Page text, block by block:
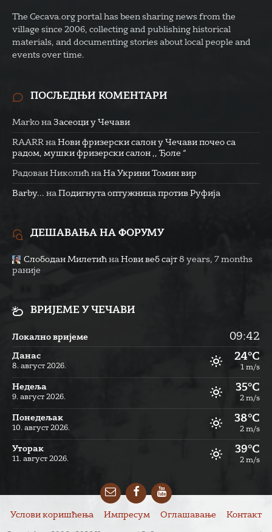
The Cecava.org portal has been sharing news from the
village since 2006, collecting and publishing historical
materials, and documenting stories about local people and
events over time.
ПОСЉЕДЊИ КОМЕНТАРИ
Marko на Засеоци у Чечави
RAARR на Нови фризерски салон у Чечави почео са
радом, мушки фризерски салон ,, Ђоле “
Радован Николић на На Укрини Томин вир
Barby... на Подигнута оптужница против Руфија
ДЕШАВАЊА НА ФОРУМУ
Слободан Милетић на Нови веб сајт 8 years, 7 months
раније
ВРИЈЕМЕ У ЧЕЧАВИ
Локално вријеме 09:42
Данас
8. август 2026.
24°C
1 m/s
Недеља
9. август 2026.
35°C
2 m/s
Понедељак
10. август 2026.
38°C
2 m/s
Уторак
11. август 2026.
39°C
2 m/s
EmailFacebookYouTube
Услови коришћења Импресум Оглашавање Контакт